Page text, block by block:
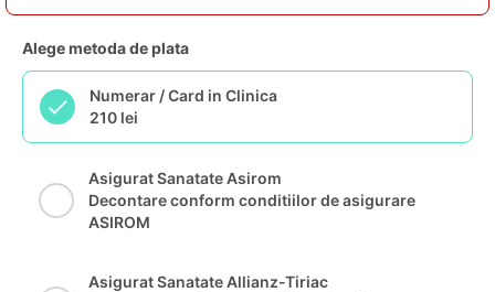
Alege metoda de plata
Numerar / Card in Clinica
210 lei
Asigurat Sanatate Asirom
Decontare conform conditiilor de asigurare
ASIROM
Asigurat Sanatate Allianz-Tiriac